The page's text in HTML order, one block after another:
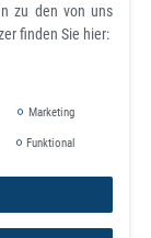
zu den von uns
finden Sie hier:
Marketing
Funktional